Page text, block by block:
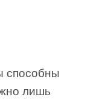
способны
лишь